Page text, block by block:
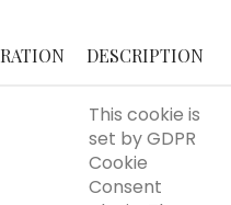
DESCRIPTION
This cookie is
set by GDPR
Cookie
Consent